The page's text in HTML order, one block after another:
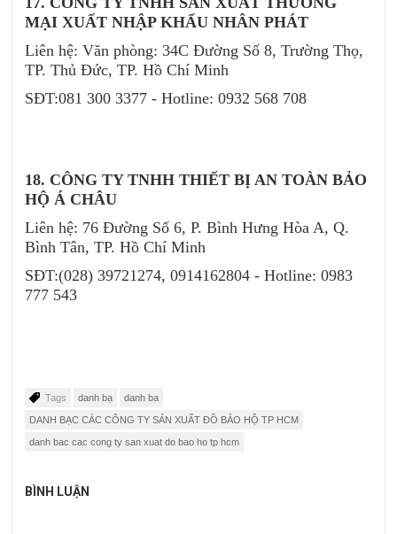
MẠI XUẤT NHẬP KHẨU NHÂN PHÁT
Liên hệ: Văn phòng: 34C Đường Số 8, Trường Thọ,
TP. Thủ Đức, TP. Hồ Chí Minh
SĐT:081 300 3377 - Hotline: 0932 568 708
18. CÔNG TY TNHH THIẾT BỊ AN TOÀN BẢO
HỘ Á CHÂU
Liên hệ: 76 Đường Số 6, P. Bình Hưng Hòa A, Q.
Bình Tân, TP. Hồ Chí Minh
SĐT:(028) 39721274, 0914162804 - Hotline: 0983
777 543
Tags danh bạ danh ba
DANH BẠC CÁC CÔNG TY SẢN XUẤT ĐỒ BẢO HỘ TP HCM
danh bac cac cong ty san xuat do bao ho tp hcm
BÌNH LUẬN